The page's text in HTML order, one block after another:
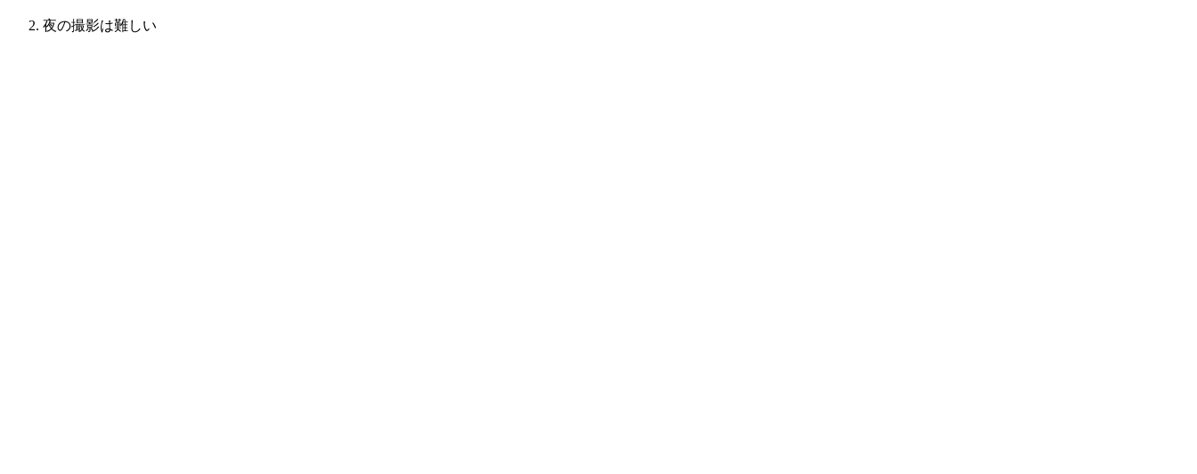
夜の撮影は難しい